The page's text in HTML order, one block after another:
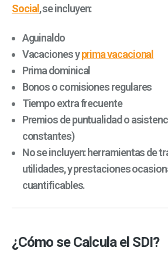
Social, se incluyen:
Aguinaldo
Vacaciones yprima vacacional
Prima dominical
Bonos o comisiones regulares
Tiempo extra frecuente
Premios de puntualidad o
constantes)
No se incluyen: herramientas de
utilidades, y prestaciones
cuantificables.
¿Cómo se Calcula el SDI?